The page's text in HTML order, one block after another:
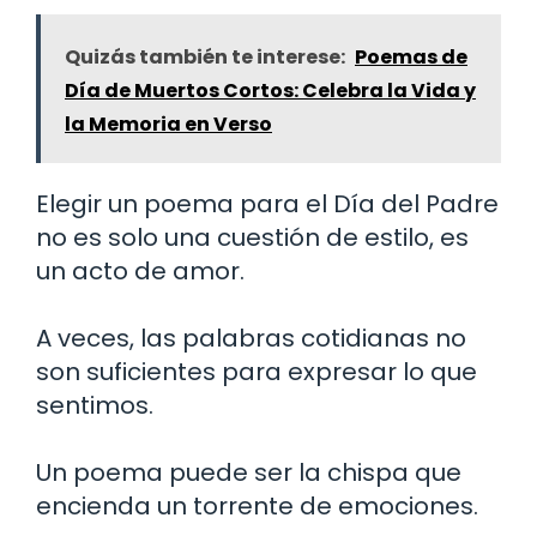
Quizás también te interese: Poemas de
Día de Muertos Cortos: Celebra la Vida y
la Memoria en Verso
Elegir un poema para el Día del Padre
no es solo una cuestión de estilo, es
un acto de amor.
A veces, las palabras cotidianas no
son suficientes para expresar lo que
sentimos.
Un poema puede ser la chispa que
encienda un torrente de emociones.